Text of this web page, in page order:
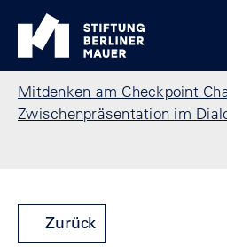
Direkt zum Inhalt
Standortmenu
Show locations
Alle Standorte
Stiftung Berliner Mauer
Pfadnavigation
Mitdenken am Checkpoint
Zwischenpräsentation im
Zurück